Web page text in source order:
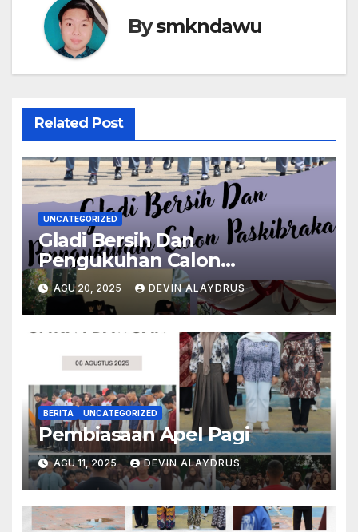
Bysmkndawu
Related Post
UNCATEGORIZED
Gladi Bersih Dan
Pengukuhan Calon
Paskibraka
AGU 20, 2025 DEVIN ALAYDRUS
BERITA UNCATEGORIZED
Pembiasaan Apel Pagi
AGU 11, 2025 DEVIN ALAYDRUS